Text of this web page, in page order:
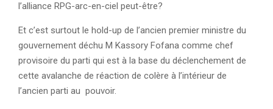
l’alliance RPG-arc-en-ciel peut-être?
Et c’est surtout le hold-up de l’ancien premier ministre du
gouvernement déchu M Kassory Fofana comme chef
provisoire du parti qui est à la base du déclenchement de
cette avalanche de réaction de colère à l’intérieur de
l’ancien parti au pouvoir.